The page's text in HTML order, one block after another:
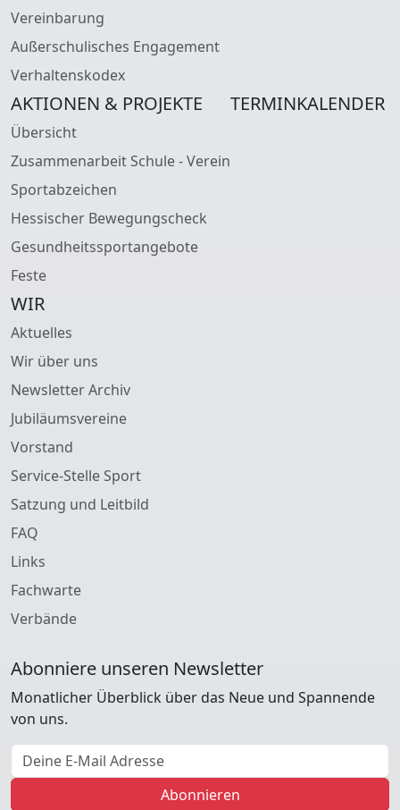
Vereinbarung
Außerschulisches Engagement
Verhaltenskodex
AKTIONEN & PROJEKTE
Übersicht
Zusammenarbeit Schule - Verein
Sportabzeichen
Hessischer Bewegungscheck
Gesundheitssportangebote
Feste
TERMINKALENDER
WIR
Aktuelles
Wir über uns
Newsletter Archiv
Jubiläumsvereine
Vorstand
Service-Stelle Sport
Satzung und Leitbild
FAQ
Links
Fachwarte
Verbände
Abonniere unseren Newsletter
Monatlicher Überblick über das Neue und Spannende
von uns.
E-Mail Adresse
Abonnieren